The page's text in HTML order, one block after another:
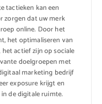
tactieken kan een
zorgen dat uw merk
online. Door het
het optimaliseren van
actief zijn op sociale
doelgroepen met
marketing bedrijf
exposure krijgt en
de digitale ruimte.